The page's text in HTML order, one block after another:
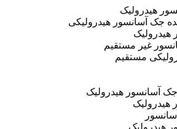
هیدرولیک
جک آسانسور هیدرولیکی
هیدرولیک
غیر مستقیم
مستقیم
جک آسانسور هیدرولیک
هیدرولیک